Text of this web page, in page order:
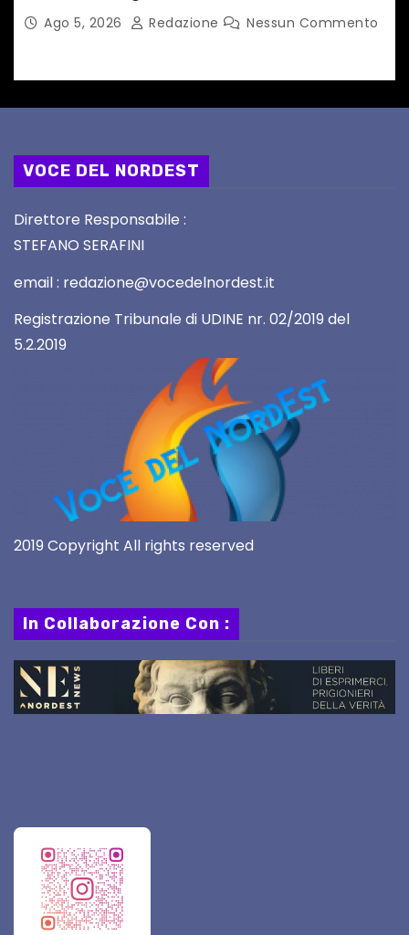
dedicato a Springsteen
Ago 5, 2026 Redazione Nessun Commento
VOCE DEL NORDEST
Direttore Responsabile :
STEFANO SERAFINI
email : redazione@vocedelnordest.it
Registrazione Tribunale di UDINE nr. 02/2019 del
5.2.2019
2019 Copyright All rights reserved
In Collaborazione Con :